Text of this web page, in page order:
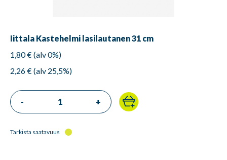
Iittala Kastehelmi lasilautanen 31 cm
1,80 € (alv 0%)
2,26 € (alv 25,5%)
- +
Tarkista saatavuus